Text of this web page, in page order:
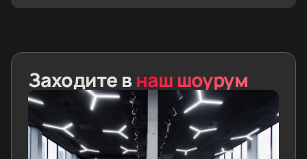
Заходите в наш шоурум